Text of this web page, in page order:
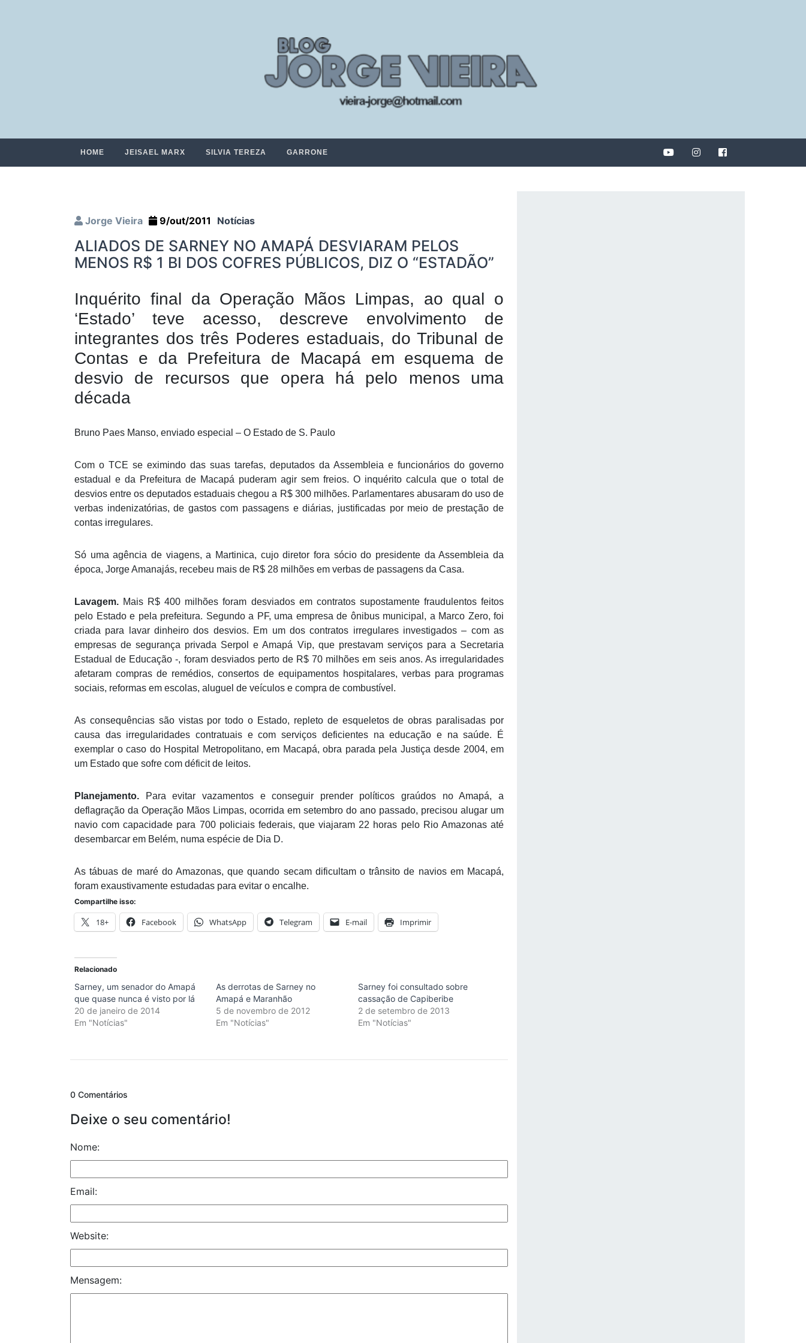
HOME JEISAEL MARX SILVIA TEREZA GARRONE
Jorge Vieira 9/out/2011 Notícias
ALIADOS DE SARNEY NO AMAPÁ DESVIARAM PELOS
MENOS R$ 1 BI DOS COFRES PÚBLICOS, DIZ O “ESTADÃO”
Inquérito final da Operação Mãos Limpas, ao qual o
‘Estado’ teve acesso, descreve envolvimento de
integrantes dos três Poderes estaduais, do Tribunal de
Contas e da Prefeitura de Macapá em esquema de
desvio de recursos que opera há pelo menos uma
década
Bruno Paes Manso, enviado especial – O Estado de S. Paulo
Com o TCE se eximindo das suas tarefas, deputados da Assembleia e funcionários do governo
estadual e da Prefeitura de Macapá puderam agir sem freios. O inquérito calcula que o total de
desvios entre os deputados estaduais chegou a R$ 300 milhões. Parlamentares abusaram do uso de
verbas indenizatórias, de gastos com passagens e diárias, justificadas por meio de prestação de
contas irregulares.
Só uma agência de viagens, a Martinica, cujo diretor fora sócio do presidente da Assembleia da
época, Jorge Amanajás, recebeu mais de R$ 28 milhões em verbas de passagens da Casa.
Lavagem. Mais R$ 400 milhões foram desviados em contratos supostamente fraudulentos feitos
pelo Estado e pela prefeitura. Segundo a PF, uma empresa de ônibus municipal, a Marco Zero, foi
criada para lavar dinheiro dos desvios. Em um dos contratos irregulares investigados – com as
empresas de segurança privada Serpol e Amapá Vip, que prestavam serviços para a Secretaria
Estadual de Educação -, foram desviados perto de R$ 70 milhões em seis anos. As irregularidades
afetaram compras de remédios, consertos de equipamentos hospitalares, verbas para programas
sociais, reformas em escolas, aluguel de veículos e compra de combustível.
As consequências são vistas por todo o Estado, repleto de esqueletos de obras paralisadas por
causa das irregularidades contratuais e com serviços deficientes na educação e na saúde. É
exemplar o caso do Hospital Metropolitano, em Macapá, obra parada pela Justiça desde 2004, em
um Estado que sofre com déficit de leitos.
Planejamento.
Para evitar vazamentos e conseguir prender políticos graúdos no Amapá, a
deflagração da Operação Mãos Limpas, ocorrida em setembro do ano passado, precisou alugar um
navio com capacidade para 700 policiais federais, que viajaram 22 horas pelo Rio Amazonas até
desembarcar em Belém, numa espécie de Dia D.
As tábuas de maré do Amazonas, que quando secam dificultam o trânsito de navios em Macapá,
foram exaustivamente estudadas para evitar o encalhe.
Compartilhe isso:
18+ Facebook WhatsApp Telegram E-mail Imprimir
Relacionado
Sarney, um senador do Amapá
que quase nunca é visto por lá
20 de janeiro de 2014
Em "Notícias"
As derrotas de Sarney no
Amapá e Maranhão
5 de novembro de 2012
Em "Notícias"
Sarney foi consultado sobre
cassação de Capiberibe
2 de setembro de 2013
Em "Notícias"
0 Comentários
Deixe o seu comentário!
Nome:
Email:
Website:
Mensagem: